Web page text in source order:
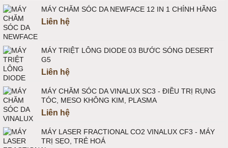
MÁY CHĂM SÓC DA NEWFACE 12 IN 1 CHÍNH HÃNG
Liên hệ
MÁY TRIỆT LÔNG DIODE 03 BƯỚC SÓNG DESERT
G5
Liên hệ
MÁY CHĂM SÓC DA VINALUX SC3 - ĐIỀU TRỊ RỤNG
TÓC, MESO KHÔNG KIM, PLASMA
Liên hệ
MÁY LASER FRACTIONAL CO2 VINALUX CF3 - MÁY
TRỊ SẸO, TRẺ HOÁ